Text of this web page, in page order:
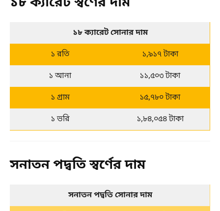
১৮ ক্যারেট সোনার দাম
১ রতি
১,৯১৭ টাকা
১ আনা
১১,৫০৩ টাকা
১ গ্রাম
১৫,৭৮০ টাকা
১ ভরি
১,৮৪,০৫৪ টাকা
সনাতন পদ্বতি স্বর্ণের দাম
সনাতন পদ্বতি সোনার দাম